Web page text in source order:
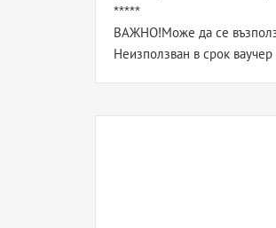
*****
ВАЖНО!Може да се
Неизползван в срок